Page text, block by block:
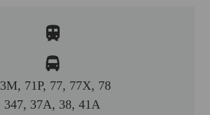
71P, 77, 77X, 78
347, 37A, 38, 41A